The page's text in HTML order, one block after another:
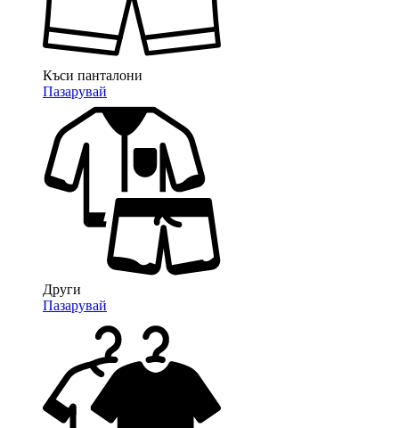
Къси панталони
Пазарувай
Други
Пазарувай